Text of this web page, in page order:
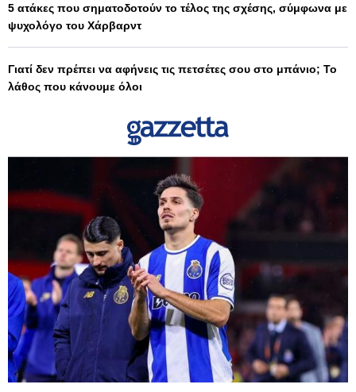
5 ατάκες που σηματοδοτούν το τέλος της σχέσης, σύμφωνα με
ψυχολόγο του Χάρβαρντ
Γιατί δεν πρέπει να αφήνεις τις πετσέτες σου στο μπάνιο; Το
λάθος που κάνουμε όλοι